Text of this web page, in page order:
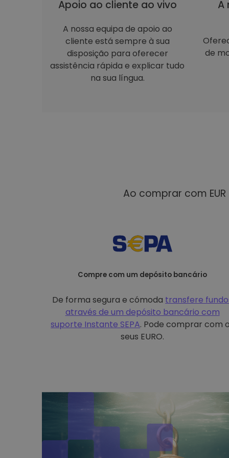
Apoio ao cliente ao vivo
A nossa equipa de apoio ao
cliente está sempre à sua
disposição para oferecer
assistência rápida e explicar tudo
na sua língua.
A
de
Ao comprar com
Compre com um depósito bancário
De forma segura e cómoda transfere
através de um depósito bancário com
suporte Instante SEPA. Pode comprar com
seus EURO.